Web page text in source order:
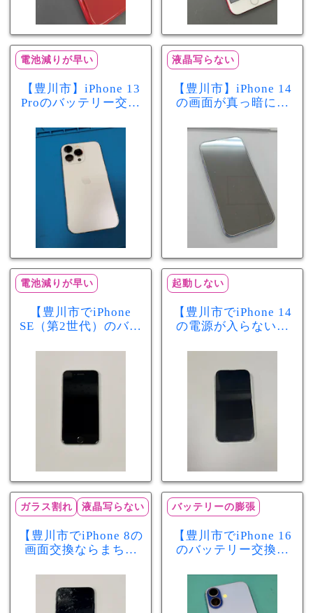
電池減りが早い
【豊川市】iPhone 13
Proのバッテリー交換
が早い症状も当日90
分で改善
液晶写らない
【豊川市】iPhone 14
の画面が真っ暗に…
修理！データそのま
まで復旧しました
電池減りが早い
【豊川市でiPhone
SE（第2世代）のバッ
スマ豊川店】電池の
減りが早い症状も当
起動しない
【豊川市でiPhone 14
の電源が入らない修
店】バッテリー交換
で復旧するケースも
あります！
ガラス割れ 液晶写らない
【豊川市でiPhone 8の
画面交換ならまちス
れ・液晶不良も当日
60分で修理可能！
バッテリーの膨張
【豊川市でiPhone 16
のバッテリー交換な
少し膨張したバッテ
リーも当日90分で安
心修理！